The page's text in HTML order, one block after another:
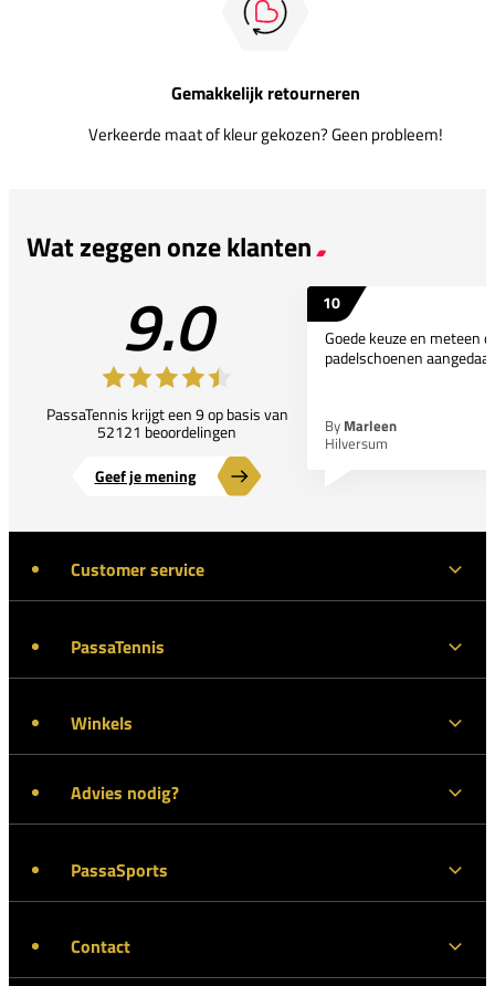
Gemakkelijk retourneren
Verkeerde maat of kleur gekozen? Geen probleem!
Wat zeggen onze klanten
9.0
PassaTennis krijgt een 9 op basis van
52121 beoordelingen
Geef je mening
10
Goede keuze en meteen
padelschoenen
By Marleen
Hilversum
Customer service
PassaTennis
Winkels
Advies nodig?
PassaSports
Contact